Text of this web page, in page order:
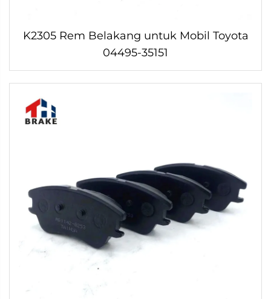
K2305 Rem Belakang untuk Mobil Toyota
04495-35151